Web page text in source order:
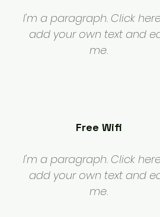
I'm a paragraph. Click
add your own text and
me.
Free Wifi
I'm a paragraph. Click
add your own text and
me.